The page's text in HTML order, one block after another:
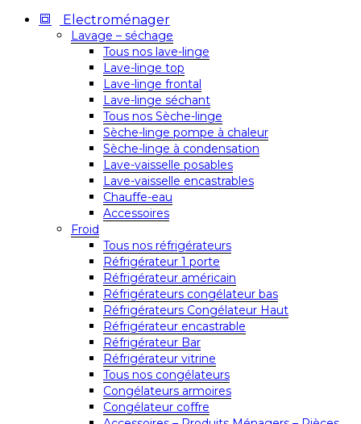
Electroménager
Lavage – séchage
Tous nos lave-linge
Lave-linge top
Lave-linge frontal
Lave-linge séchant
Tous nos Sèche-linge
Sèche-linge pompe à chaleur
Sèche-linge à condensation
Lave-vaisselle posables
Lave-vaisselle encastrables
Chauffe-eau
Accessoires
Froid
Tous nos réfrigérateurs
Réfrigérateur 1 porte
Réfrigérateur américain
Réfrigérateurs congélateur bas
Réfrigérateurs Congélateur Haut
Réfrigérateur encastrable
Réfrigérateur Bar
Réfrigérateur vitrine
Tous nos congélateurs
Congélateurs armoires
Congélateur coffre